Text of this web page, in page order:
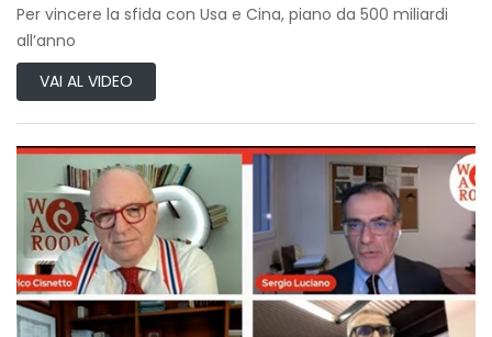
Per vincere la sfida con Usa e Cina, piano da 500 miliardi
all’anno
VAI AL VIDEO